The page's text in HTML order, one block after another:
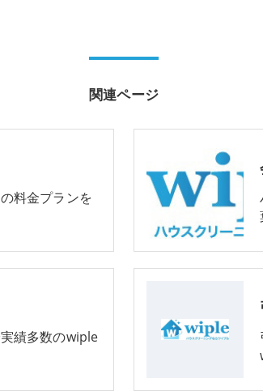
関連ページ
料金プランを
績多数のwiple